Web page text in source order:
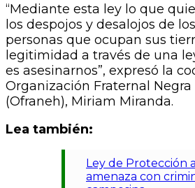
“Mediante esta ley lo que
los despojos y desalojos de
personas que ocupan sus
legitimidad a través de una
es asesinarnos”, expresó la
Organización Fraternal Negra
(Ofraneh), Miriam Miranda.
Lea también:
Ley de Protección
amenaza con